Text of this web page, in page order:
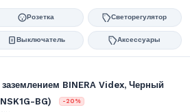
Розетка Светорегулятор
Выключатель Аксессуары
заземлением BINERA Videx, Черный
BG)
-20%